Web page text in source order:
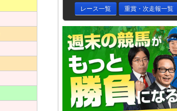
レース一覧 重賞・次走報一覧